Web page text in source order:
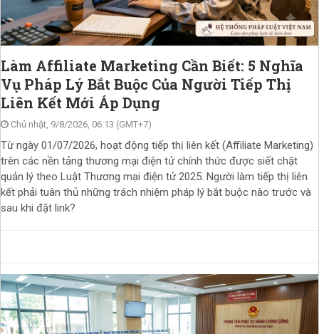
Làm Affiliate Marketing Cần Biết: 5 Nghĩa
Vụ Pháp Lý Bắt Buộc Của Người Tiếp Thị
Liên Kết Mới Áp Dụng
Chủ nhật, 9/8/2026, 06:13 (GMT+7)
Từ ngày 01/07/2026, hoạt động tiếp thị liên kết (Affiliate Marketing)
trên các nền tảng thương mại điện tử chính thức được siết chặt
quản lý theo Luật Thương mại điện tử 2025. Người làm tiếp thị liên
kết phải tuân thủ những trách nhiệm pháp lý bắt buộc nào trước và
sau khi đặt link?